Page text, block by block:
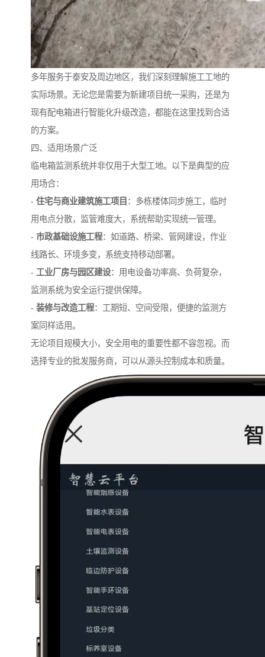
多年服务于泰安及周边地区，我们深刻理解施工工地的
实际场景。无论您是需要为新建项目统一采购，还是为
现有配电箱进行智能化升级改造，都能在这里找到合适
的方案。
四、适用场景广泛
临电箱监测系统并非仅用于大型工地。以下是典型的应
用场合：
- 住宅与商业建筑施工项目 ：多栋楼体同步施工，临时
用电点分散，监管难度大，系统帮助实现统一管理。
- 市政基础设施工程：如道路、桥梁、管网建设，作业
线路长、环境多变，系统支持移动部署。
- 工业厂房与园区建设：用电设备功率高、负荷复杂，
监测系统为安全运行提供保障。
- 装修与改造工程：工期短、空间受限，便捷的监测方
案同样适用。
无论项目规模大小，安全用电的重要性都不容忽视。而
选择专业的批发服务商，可以从源头控制成本和质量。